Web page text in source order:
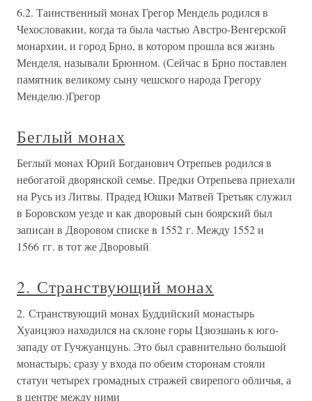
6.2. Таинственный монах Грегор Мендель родился в
Чехословакии, когда та была частью Австро-Венгерской
монархии, и город Брно, в котором прошла вся жизнь
Менделя, называли Брюнном. (Сейчас в Брно поставлен
памятник великому сыну чешского народа Грегору
Менделю.)Грегор
Беглый монах
Беглый монах Юрий Богданович Отрепьев родился в
небогатой дворянской семье. Предки Отрепьева приехали
на Русь из Литвы. Прадед Юшки Матвей Третьяк служил
в Боровском уезде и как дворовый сын боярский был
записан в Дворовом списке в 1552 г. Между 1552 и
1566 гг. в тот же Дворовый
2. Странствующий монах
2. Странствующий монах Буддийский монастырь
Хуанцзюэ находился на склоне горы Цзюэшань к юго-
западу от Гучжуанцунь. Это был сравнительно большой
монастырь; сразу у входа по обеим сторонам стояли
статуи четырех громадных стражей свирепого обличья, а
в центре между ними